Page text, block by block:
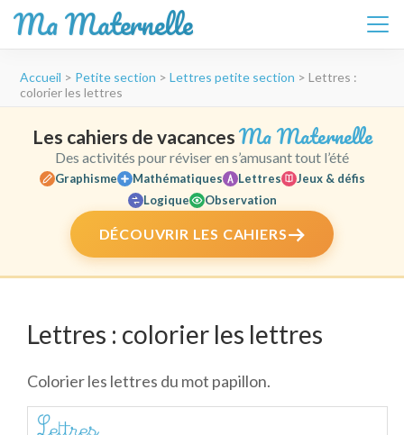
Ma Maternelle
contenu
Entrée)
Accueil > Petite section > Lettres petite section > Lettres :
colorier les lettres
Les cahiers de vacances Ma Maternelle
Des activités pour réviser en s’amusant tout l’été
Graphisme Mathématiques Lettres
Jeux & défis
Logique
Observation
DÉCOUVRIR LES CAHIERS
Lettres : colorier les lettres
Colorier les lettres du mot papillon.